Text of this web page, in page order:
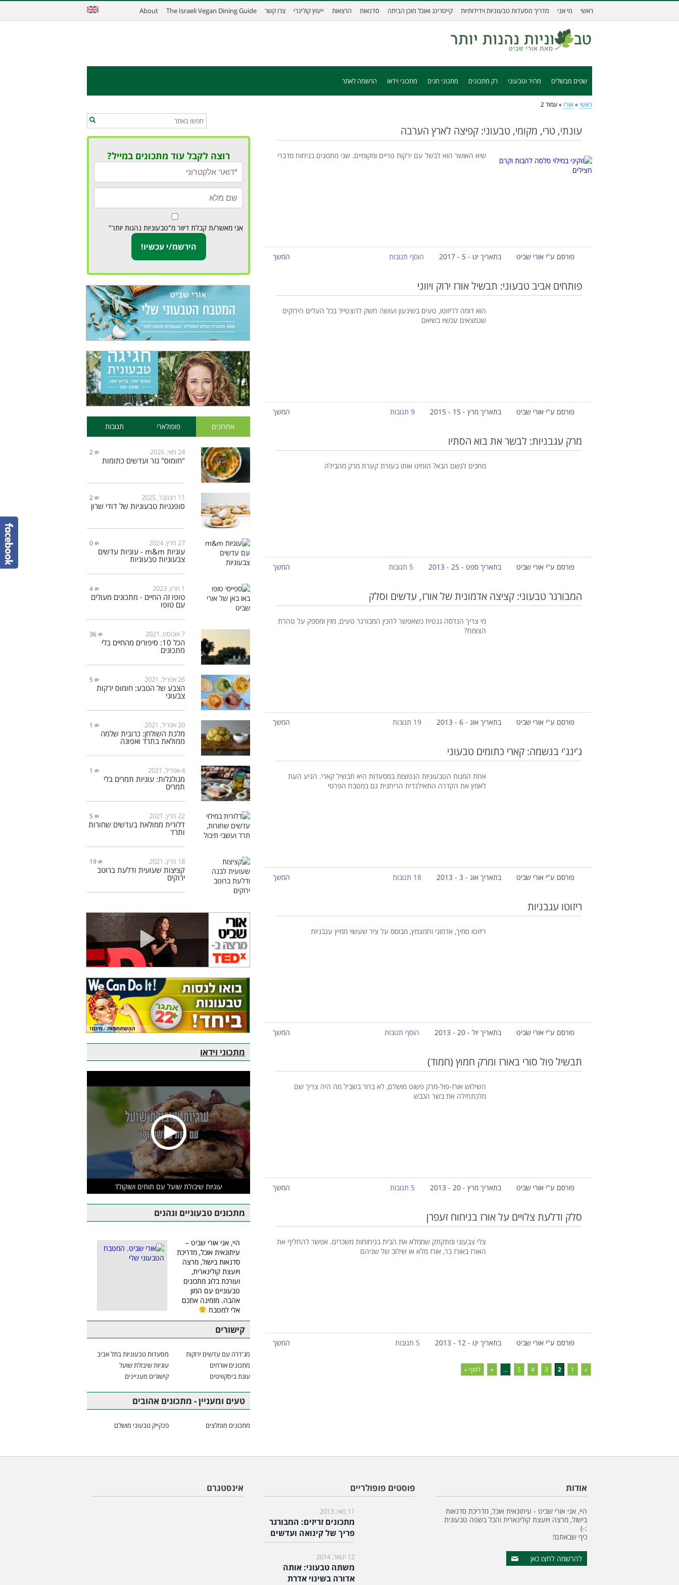
ראשי מי אני מדריך מסעדות טבעוניות וידידותיות קייטרינג ואוכל מוכן הביתה סדנאות הרצאות ייעוץ קולינרי צרו קשר The Israeli Vegan Dining Guide
About
שפים מבשלים מהיר וטבעוני רק מתכונים מתכוני חגים מתכוני וידאו הרשמה לאתר
ראשי » אורז » עמוד 2
עונתי, טרי, מקומי, טבעוני: קפיצה לארץ הערבה
שיא האושר הוא לבשל עם ירקות טריים ומקומיים. שני מתכונים בניחוח מדברי
פורסם ע"י אורי שביט בתאריך ינו - 5 - 2017 הוסף תגובות המשך
פותחים אביב טבעוני: תבשיל אורז ירוק ויווני
הוא דומה לריזוטו, טעים בשיגעון ועושה חשק להצטייד בכל העלים הירוקים
שנמצאים עכשיו בשיאם
פורסם ע"י אורי שביט בתאריך מרץ - 15 - 2015 9 תגובות המשך
מרק עגבניות: לבשר את בוא הסתיו
מחכים לגשם הבא? הזמינו אותו בעזרת קערת מרק מהבילה
פורסם ע"י אורי שביט בתאריך ספט - 25 - 2013 5 תגובות המשך
המבורגר טבעוני: קציצה אדמונית של אורז, עדשים וסלק
מי צריך הנדסה גנטית כשאפשר להכין המבורגר טעים, מזין ומספק על טהרת
הצומח?
פורסם ע"י אורי שביט בתאריך אוג - 6 - 2013 19 תגובות המשך
ג'ינג'י בנשמה: קארי כתומים טבעוני
אחת המנות הטבעוניות הנפוצות במסעדות היא תבשיל קארי. הגיע העת
לאמץ את הקדרה התאילנדית הריחנית גם במטבח הפרטי
פורסם ע"י אורי שביט בתאריך אוג - 3 - 2013 18 תגובות המשך
ריזוטו עגבניות
ריזוטו סמיך, אדמוני וחמצמץ, מבוסס על ציר שעשוי ממיץ עגבניות
פורסם ע"י אורי שביט בתאריך יול - 20 - 2013 הוסף תגובות המשך
תבשיל פול סורי באורז ומרק חמוץ (חמוד)
השילוש אורז-פול-מרק פשוט מושלם, לא ברור בשביל מה היה צריך שם
מלכתחילה את בשר הכבש
פורסם ע"י אורי שביט בתאריך מרץ - 20 - 2013 5 תגובות המשך
סלק ודלעת צלויים על אורז בניחוח זעפרן
צלי צבעוני ומתקתק שממלא את הבית בניחוחות משכרים. אפשר להחליף את
האורז באורז בר, אורז מלא או שילוב של שניהם
פורסם ע"י אורי שביט בתאריך ינו - 12 - 2013 5 תגובות המשך
«
1
2
3
4
5
...
» לסוף »
רוצה לקבל עוד מתכונים במייל?
אני מאשר/ת קבלת דיוור מ"טבעוניות נהנות יותר"
אחרונים פופולארי תגובות
24 מאי, 2026 2
"חומוס" גזר ועדשים כתומות
11 דצמבר, 2025 2
סופגניות טבעוניות של דודי שרון
27 מרץ, 2024 0
עוגיות m&m - עוגיות עדשים
צבעוניות טבעוניות
1 מרץ, 2023 4
טופו זה החיים - מתכונים מעולים
עם טופו
7 אוגוסט, 2021 36
הכל 10: סיפורים מהחיים בלי
מתכונים
26 אפריל, 2021 5
הצבע של הטבע: חומוס ירקות
צבעוני
20 אפריל, 2021 1
מלכת השולחן: כרובית שלמה
ממולאת בתרד ואפונה
4 אפריל, 2021 1
מגולגלות: עוגיות תמרים בלי
תמרים
22 מרץ, 2021 5
דלורית ממולאת בעדשים שחורות
ותרד
18 מרץ, 2021 19
קציצות שעועית ודלעת ברוטב
ירוקים
מתכוני וידאו
עוגיות שיבולת שועל עם תותים ושוקולד
מתכונים טבעוניים ונהנים
היי, אני אורי שביט –
עיתונאית אוכל, מדריכת
סדנאות בישול, מרצה
ויועצת קולינארית,
ועורכת בלוג מתכונים
טבעוניים עם המון
אהבה. מזמינה אתכם
אלי למטבח
קישורים
מג'דרה עם עדשים ירוקות
מסעדות טבעוניות בתל אביב
מתכונים אורחים
עוגיות שיבולת שועל
עוגת ביסקוויטים
קישורים מעניינים
טעים ומעניין - מתכונים אהובים
מתכונים מומלצים פנקייק טבעוני מושלם
אודות
היי, אני אורי שביט - עיתונאית אוכל, מדריכת סדנאות
בישול, מרצה ויועצת קולינארית והכל בשפה טבעונית
:-)
כיף שבאתם!
להרשמה לחצו כאן
פוסטים פופולריים
11 מאי, 2013
מתכונים זריזים: המבורגר
פריך של קינואה ועדשים
12 ינואר, 2014
משתה טבעוני: אותה
אדורה בשינוי אדרת
אינסטגרם